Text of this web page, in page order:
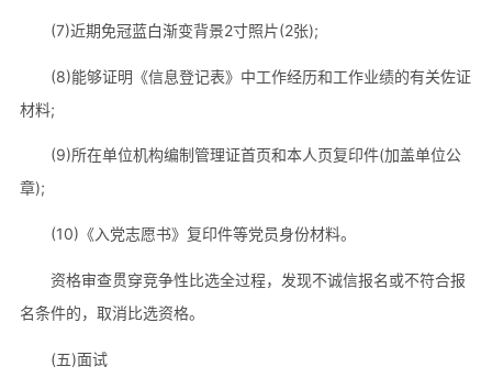
(7)近期免冠蓝白渐变背景2寸照片(2张);
(8)能够证明《信息登记表》中工作经历和工作业绩的有关佐证
材料;
(9)所在单位机构编制管理证首页和本人页复印件(加盖单位公
章);
(10)《入党志愿书》复印件等党员身份材料。
资格审查贯穿竞争性比选全过程，发现不诚信报名或不符合报
名条件的，取消比选资格。
(五)面试